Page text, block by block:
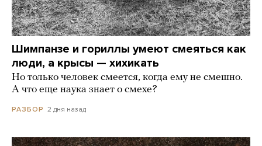
Шимпанзе и гориллы умеют смеяться как
люди, а крысы — хихикать
Но только человек смеется, когда ему не смешно.
А что еще наука знает о смехе?
РАЗБОР 2 дня назад